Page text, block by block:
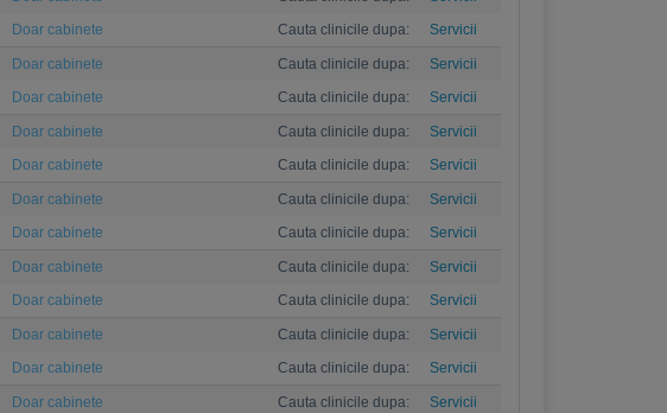
Doar cabinete Servicii
Cauta clinicile dupa:
Doar cabinete Servicii
Cauta clinicile dupa:
Doar cabinete Servicii
Cauta clinicile dupa:
Doar cabinete Servicii
Cauta clinicile dupa:
Doar cabinete Servicii
Cauta clinicile dupa:
Doar cabinete Servicii
Cauta clinicile dupa:
Doar cabinete Servicii
Cauta clinicile dupa:
Doar cabinete Servicii
Cauta clinicile dupa:
Doar cabinete Servicii
Cauta clinicile dupa:
Doar cabinete Servicii
Cauta clinicile dupa:
Doar cabinete Servicii
Cauta clinicile dupa:
Doar cabinete Servicii
Cauta clinicile dupa: